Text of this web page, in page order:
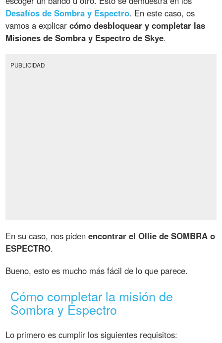
Desafíos de Sombra y Espectro. En este caso, os
vamos a explicarcómo desbloquear y completar las
Misiones de Sombra y Espectro de Skye.
PUBLICIDAD
En su caso, nos pidenencontrar el Ollie de SOMBRA o
ESPECTRO.
Bueno, esto es mucho más fácil de lo que parece.
Cómo completar la misión de
Sombra y Espectro
Lo primero es cumplir los siguientes requisitos: